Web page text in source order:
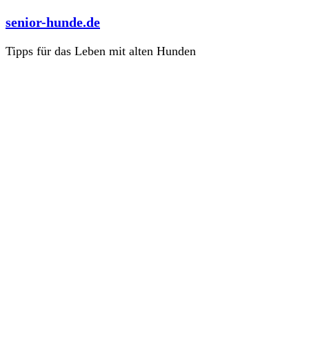
Zum
springen
senior-hunde.de
Tipps für das Leben mit alten Hunden